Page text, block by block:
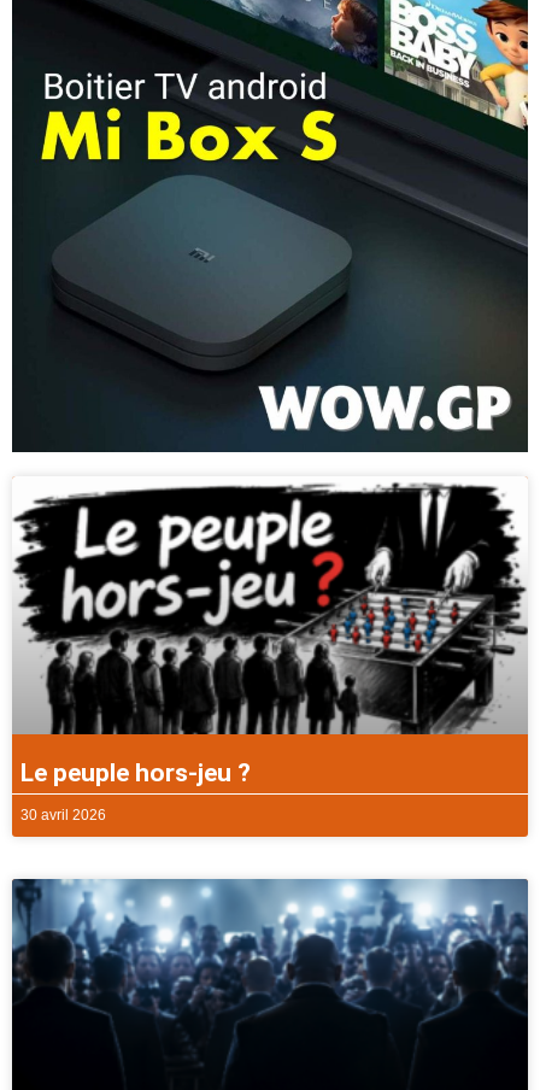
Le peuple hors-jeu ?
30 avril 2026